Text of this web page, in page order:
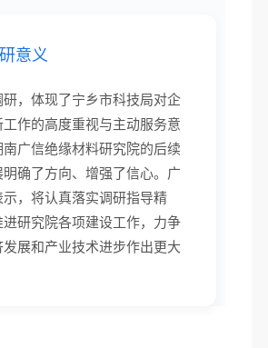
意义
研，体现了宁乡市科技局对企
工作的高度重视与主动服务意
广信绝缘材料研究院的后续
明确了方向、增强了信心。广
，将认真落实调研指导精
研究院各项建设工作，力争
发展和产业技术进步作出更大